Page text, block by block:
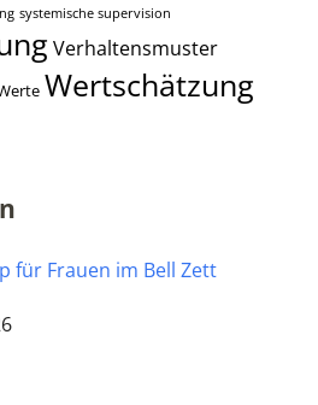
systemische supervision
Verhaltensmuster
Wertschätzung
für Frauen im Bell Zett